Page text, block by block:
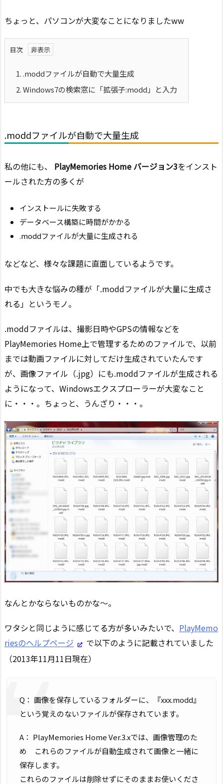
ちょっと、パソコンが大変なことになりましたww
目次
1..moddファイルが自動で大量生成
2.Windows7の検索窓に「拡張子:modd」と入力
.moddファイルが自動で大量生成
私の他にも、 PlayMemories Home バージョン3をインスト
ールされた方の多くが
インストールに失敗する
データベース構築に時間がかかる
.moddファイルが大量に生成される
などなど、様々な課題に直面しているようです。
中でも大きな悩みの種が「.moddファイルが大量に生成さ
れる」というモノ。
.moddファイルは、撮影日時やGPSの情報などを
PlayMemories Home上で管理するためのファイルで、以前
までは動画ファイルに対してだけ生成されていたんです
が、画像ファイル（.jpg）にも.moddファイルが生成される
ようになって、Windowsエクスプローラーが大変なこと
に・・・。ちょっと、うんざり・・・。
なんとかならないものかな～。
ワタシと同じように感じてる方が多いみたいで、 PlayMemo
riesのヘルプページ
で以下のように記載されていました
（2013年11月11日現在）
Q： 画像を保存しているフォルダーに、『xxx.modd』
という覚えのないファイルが保存されています。
A： PlayMemories Home Ver.3.xでは、画像管理のた
め これらのファイルが自動生成されて画像と一緒に
保存します。
これらのファイルは削除せずにそのままお使いくださ